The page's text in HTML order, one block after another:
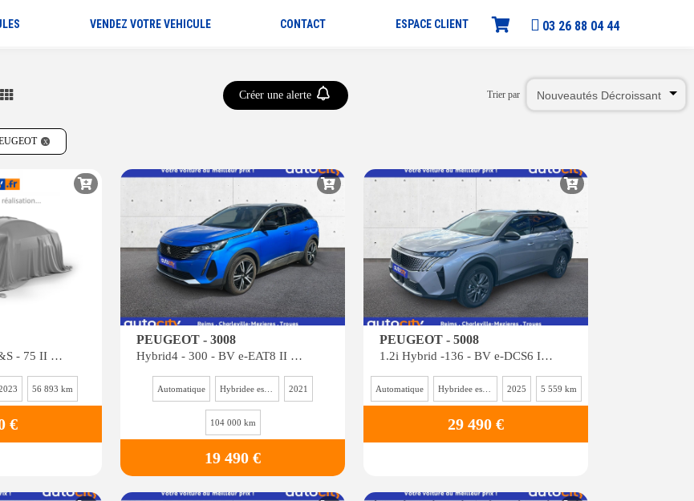
VENDEZ VOTRE VEHICULE CONTACT ESPACE CLIENT 03 26 88 04 44
Créer une alerte Trier par
1.2i PureTech 12V S&S - 75 II BERLINE Active
56 893 km
€
PEUGEOT - 3008
Hybrid4 - 300 - BV e-EAT8 II GT Pack PHASE 2
Automatique 2021
104 000 km
19 490 €
PEUGEOT - 5008
1.2i Hybrid -136 - BV e-DCS6 III Allure
Automatique Hybridee essence 2025 5 559 km
29 490 €